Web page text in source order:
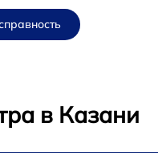
в Казани